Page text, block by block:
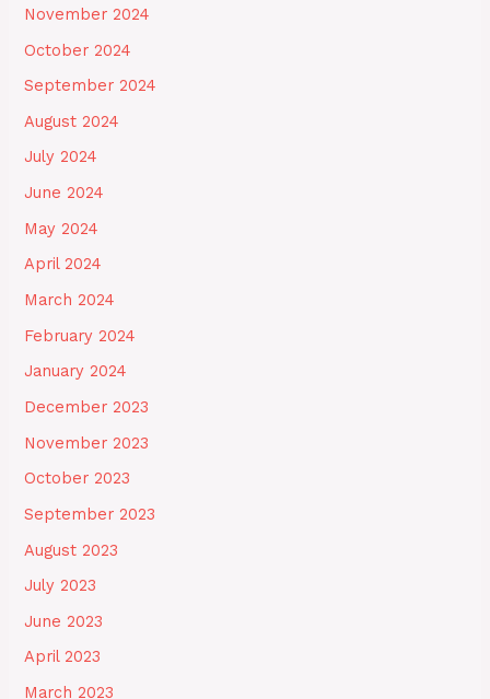
November 2024
October 2024
September 2024
August 2024
July 2024
June 2024
May 2024
April 2024
March 2024
February 2024
January 2024
December 2023
November 2023
October 2023
September 2023
August 2023
July 2023
June 2023
April 2023
March 2023